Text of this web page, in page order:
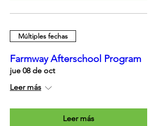
Múltiples fechas
Farmway Afterschool Program
jue 08 de oct
Leer más
Leer más